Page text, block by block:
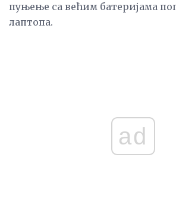
пуњење са већим батеријама
лаптопа.
ad